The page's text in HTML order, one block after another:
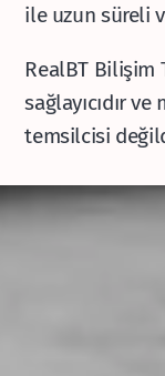
ile uzun süreli
RealBT Bilişim
sağlayıcıdır
temsilcisi